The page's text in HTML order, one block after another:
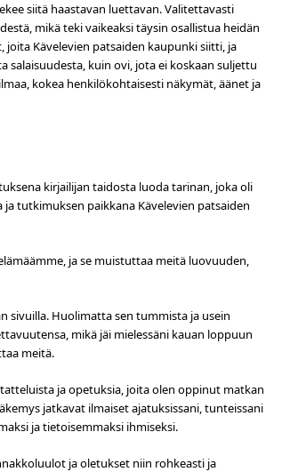
siitä haastavan luettavan. Valitettavasti
mikä teki vaikeaksi täysin osallistua heidän
joita Kävelevien patsaiden kaupunki siitti, ja
salaisuudesta, kuin ovi, jota ei koskaan suljettu
kokea henkilökohtaisesti näkymät, äänet ja
kirjailijan taidosta luoda tarinan, joka oli
tutkimuksen paikkana Kävelevien patsaiden
ja se muistuttaa meitä luovuuden,
sivuilla. Huolimatta sen tummista ja usein
mikä jäi mielessäni kauan loppuun
meitä.
ja opetuksia, joita olen oppinut matkan
jatkavat ilmaiset ajatuksissani, tunteissani
ja tietoisemmaksi ihmiseksi.
ja oletukset niin rohkeasti ja